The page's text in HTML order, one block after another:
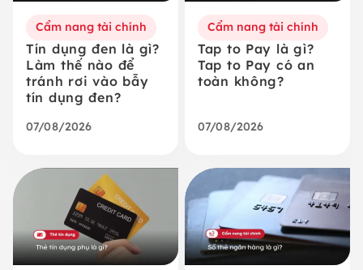
Cẩm nang tài chính
Tín dụng đen là gì?
Làm thế nào để
tránh rơi vào bẫy
tín dụng đen?
07/08/2026
Cẩm nang tài chính
Tap to Pay là gì?
Tap to Pay có an
toàn không?
07/08/2026